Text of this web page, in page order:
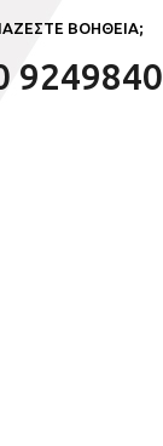
ΒΟΗΘΕΙΑ;
9249840